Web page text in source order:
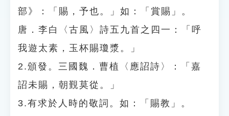
部》：「賜，予也。」如：「賞賜」。
唐．李白〈古風〉詩五九首之四一：「呼
我遊太素，玉杯賜瓊漿。」
2.頒發。三國魏．曹植〈應詔詩〉：「嘉
詔未賜，朝覲莫從。」
3.有求於人時的敬詞。如：「賜教」。